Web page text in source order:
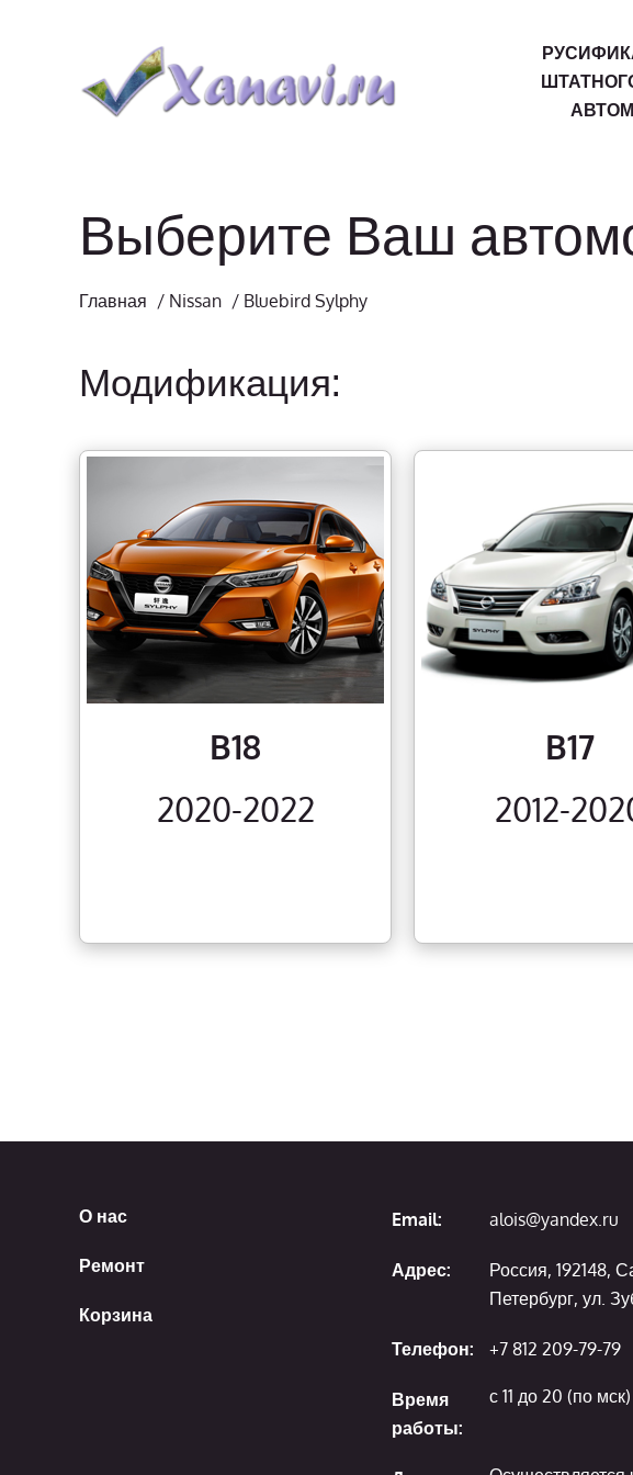
Выберите Ваш
Главная / Nissan / Bluebird Sylphy
Модификация:
B18
2020-2022
B17
2012-
О нас
Ремонт
Корзина
Email: alois@yandex.ru
Адрес:
Россия, 192148,
Петербург, ул.
Телефон: +7 812 209-79-79
Время
работы:
с 11 до 20 (по мск)